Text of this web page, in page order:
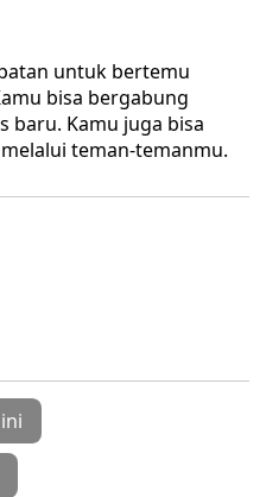
untuk bertemu
bisa bergabung
baru. Kamu juga bisa
teman-temanmu.